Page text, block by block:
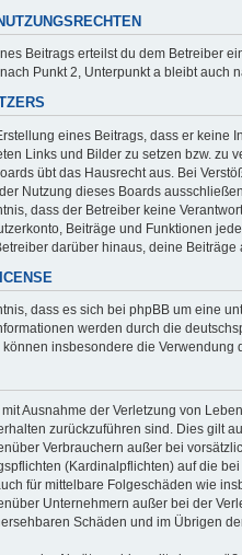
Beitrags erteilst du dem Betreiber
Punkt 2, Unterpunkt a bleibt auch
eines Beitrags, dass er keine
Links und Bilder zu setzen bzw. zu
übt das Hausrecht aus. Bei
Nutzung dieses Boards
dass der Betreiber keine
Beiträge und Funktionen
darüber hinaus, deine
dass es sich bei phpBB um eine
werden durch die
insbesondere die Verwendung
Ausnahme der Verletzung von
zurückzuführen sind. Dies gilt
Verbrauchern außer bei
(Kardinalpflichten) auf die
für mittelbare Folgeschäden wie
Unternehmern außer bei der
Schäden und im Übrigen